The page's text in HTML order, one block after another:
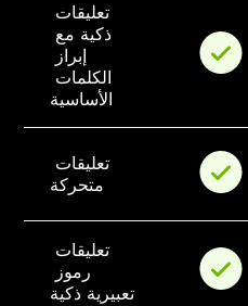
تعليقات
ذكية مع
إبراز
الكلمات
الأساسية
تعليقات
متحركة
تعليقات
رموز
تعبيرية ذكية